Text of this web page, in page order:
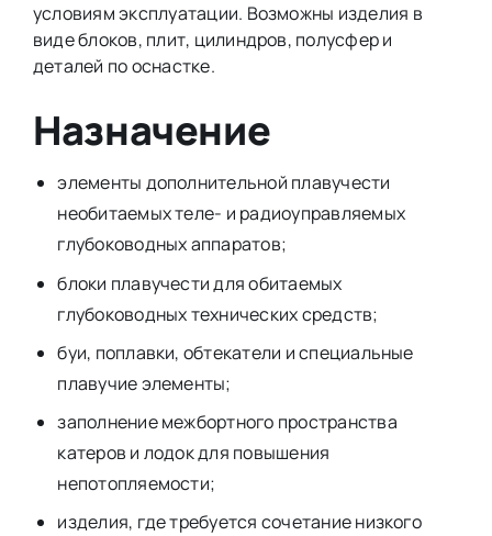
условиям эксплуатации. Возможны изделия в
виде блоков, плит, цилиндров, полусфер и
деталей по оснастке.
Назначение
элементы дополнительной плавучести
необитаемых теле- и радиоуправляемых
глубоководных аппаратов;
блоки плавучести для обитаемых
глубоководных технических средств;
буи, поплавки, обтекатели и специальные
плавучие элементы;
заполнение межбортного пространства
катеров и лодок для повышения
непотопляемости;
изделия, где требуется сочетание низкого